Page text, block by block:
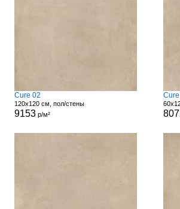
Cure 02
120x120 см, пол/стены
9153р/м²